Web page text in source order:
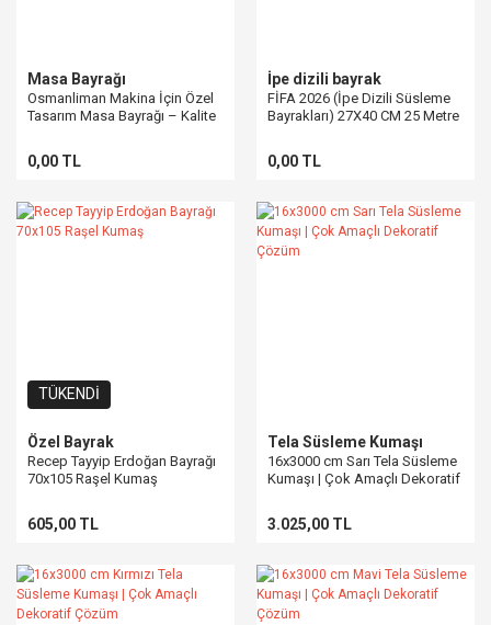
Masa Bayrağı
Osmanliman Makina İçin Özel
Tasarım Masa Bayrağı – Kalite
0,00 TL
İpe dizili bayrak
FİFA 2026 (İpe Dizili Süsleme
Bayrakları) 27X40 CM 25 Metre
0,00 TL
TÜKENDİ
Özel Bayrak
Recep Tayyip Erdoğan Bayrağı
70x105 Raşel Kumaş
605,00 TL
Tela Süsleme Kumaşı
16x3000 cm Sarı Tela Süsleme
Kumaşı | Çok Amaçlı Dekoratif
3.025,00 TL